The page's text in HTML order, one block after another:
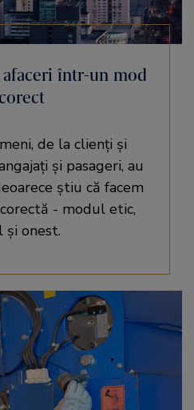
într-un mod
de la clienți și
și pasageri, au
știu că facem
- modul etic,
și onest.